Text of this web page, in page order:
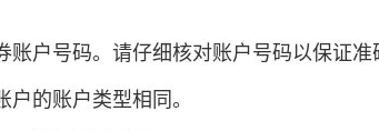
户号码。请仔细核对账户号码以保证准
的账户类型相同。